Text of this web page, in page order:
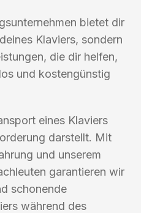
bietet dir
Klaviers, sondern
die dir helfen,
und kostengünstig
eines Klaviers
darstellt. Mit
und unserem
garantieren wir
schonende
während des